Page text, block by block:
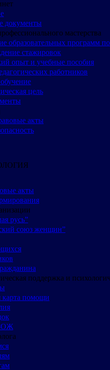
документы
мастерства
образовательных программ
стажировок
опыт и учебные пособия
работников
цель
акты
акты
русь”
союз женщин”
поддержка и
карта помощи